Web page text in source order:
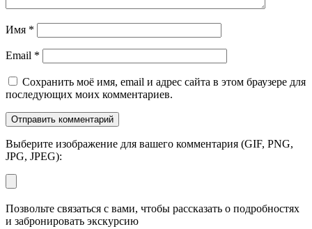
Имя *
Email *
Сохранить моё имя, email и адрес сайта в этом браузере для
последующих моих комментариев.
Выберите изображение для вашего комментария (GIF, PNG,
JPG, JPEG):
Позвольте связаться с вами, чтобы рассказать о подробностях
и забронировать экскурсию